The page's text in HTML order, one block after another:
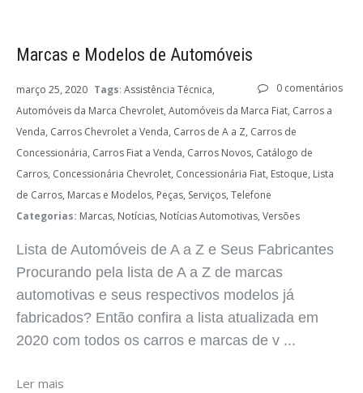
Marcas e Modelos de Automóveis
0 comentários
março 25, 2020 Tags: Assistência Técnica
Automóveis da Marca Chevrolet Automóveis da Marca Fiat Carros a
Venda Carros Chevrolet a Venda Carros de A a Z Carros de
Concessionária Carros Fiat a Venda Carros Novos Catálogo de
Carros Concessionária Chevrolet Concessionária Fiat Estoque Lista
de Carros Marcas e Modelos Peças Serviços Telefone
Categorias: Marcas Notícias Notícias Automotivas Versões
Lista de Automóveis de A a Z e Seus Fabricantes
Procurando pela lista de A a Z de marcas
automotivas e seus respectivos modelos já
fabricados? Então confira a lista atualizada em
2020 com todos os carros e marcas de v ...
Ler mais